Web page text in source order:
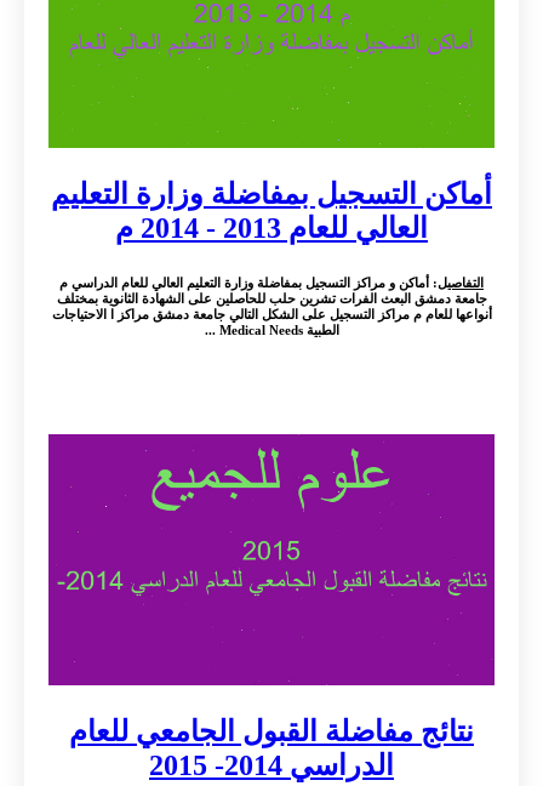
أماكن التسجيل بمفاضلة وزارة التعليم
العالي للعام 2013 - 2014 م
التفاصيل: أماكن و مراكز التسجيل بمفاضلة وزارة التعليم العالي للعام الدراسي م
جامعة دمشق البعث الفرات تشرين حلب للحاصلين على الشهادة الثانوية بمختلف
أنواعها للعام م مراكز التسجيل على الشكل التالي جامعة دمشق مراكز ا الاحتياجات
الطبية Medical Needs ...
نتائج مفاضلة القبول الجامعي للعام
الدراسي 2014- 2015